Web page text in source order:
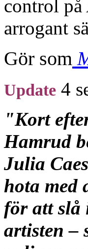
control på
arrogant
Gör som
Update 4
"Kort
Hamrud
Julia
hota med
för att slå
artisten –